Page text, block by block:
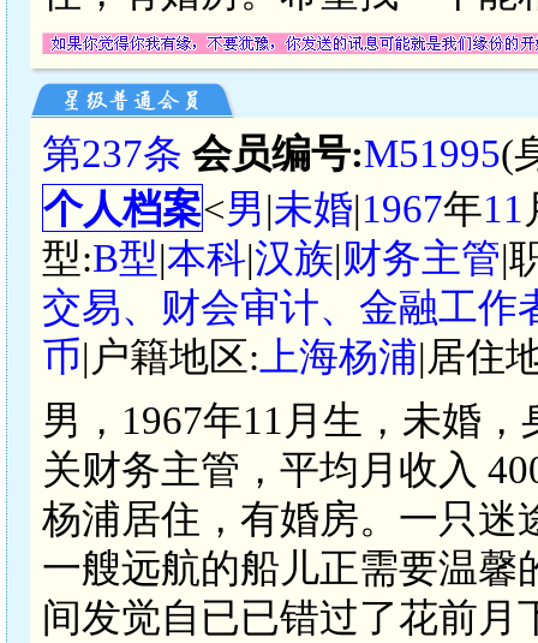
第237条 会员编号:M51995(
个人档案<男|未婚|1967年11
型:B型|本科|汉族|财务主管|
交易、财会审计、金融工作
币|户籍地区: 上海杨浦|居住
男，1967年11月生，未婚
关财务主管，平均月收入
杨浦居住，有婚房。一只迷
一艘远航的船儿正需要温馨
间发觉自已已错过了花前